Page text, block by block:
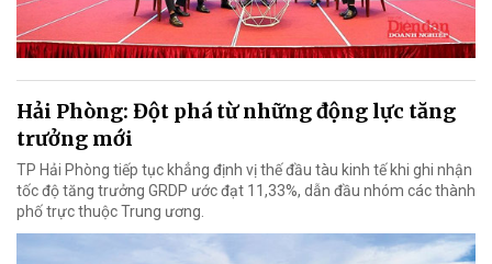
Hải Phòng: Đột phá từ những động lực tăng
trưởng mới
TP Hải Phòng tiếp tục khẳng định vị thế đầu tàu kinh tế khi ghi nhận
tốc độ tăng trưởng GRDP ước đạt 11,33%, dẫn đầu nhóm các thành
phố trực thuộc Trung ương.